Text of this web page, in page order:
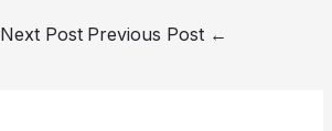
←
Next Post